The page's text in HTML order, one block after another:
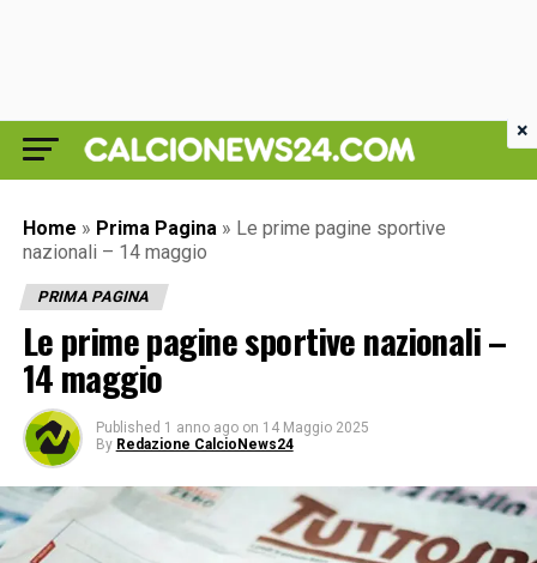
Home » Prima Pagina » Le prime pagine sportive
nazionali – 14 maggio
PRIMA PAGINA
Le prime pagine sportive nazionali –
14 maggio
Published 1 anno ago on 14 Maggio 2025
By Redazione CalcioNews24
×